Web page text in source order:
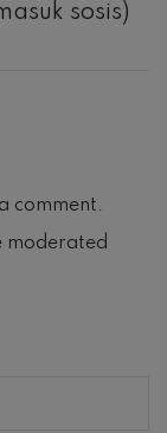
sosis)
comment.
moderated